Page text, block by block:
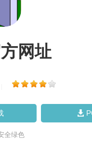
网址
全绿色